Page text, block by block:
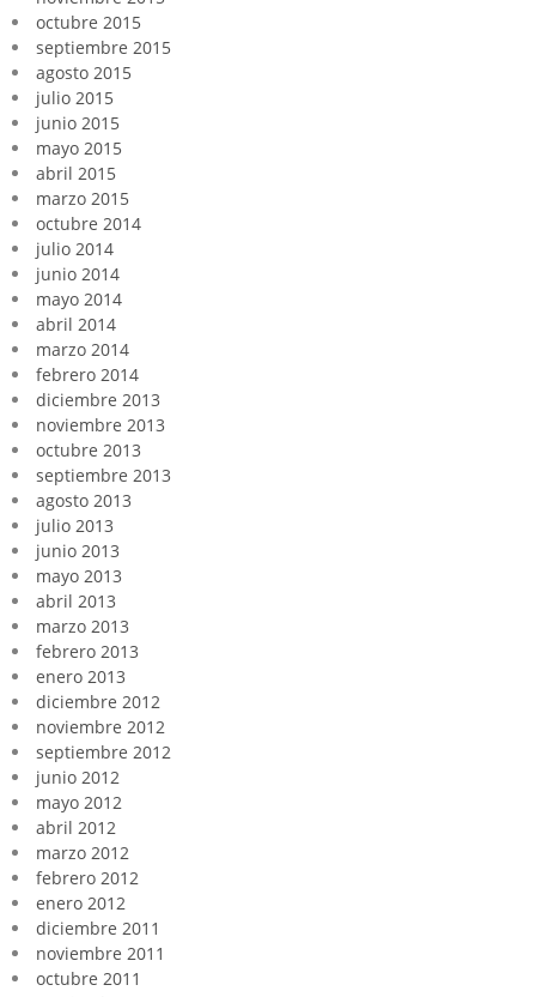
octubre 2015
septiembre 2015
agosto 2015
julio 2015
junio 2015
mayo 2015
abril 2015
marzo 2015
octubre 2014
julio 2014
junio 2014
mayo 2014
abril 2014
marzo 2014
febrero 2014
diciembre 2013
noviembre 2013
octubre 2013
septiembre 2013
agosto 2013
julio 2013
junio 2013
mayo 2013
abril 2013
marzo 2013
febrero 2013
enero 2013
diciembre 2012
noviembre 2012
septiembre 2012
junio 2012
mayo 2012
abril 2012
marzo 2012
febrero 2012
enero 2012
diciembre 2011
noviembre 2011
octubre 2011